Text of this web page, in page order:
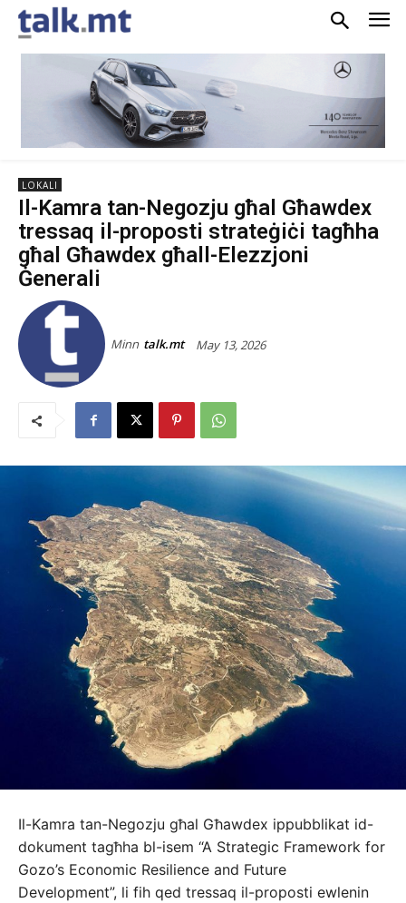
LOKALI
Il-Kamra tan-Negozju għal Għawdex
tressaq il-proposti strateġiċi tagħha
għal Għawdex għall-Elezzjoni
Ġenerali
Minn talk.mt May 13, 2026
Il-Kamra tan-Negozju għal Għawdex ippubblikat id-
dokument tagħha bl-isem “A Strategic Framework for
Gozo’s Economic Resilience and Future
Development”, li fih qed tressaq il-proposti ewlenin